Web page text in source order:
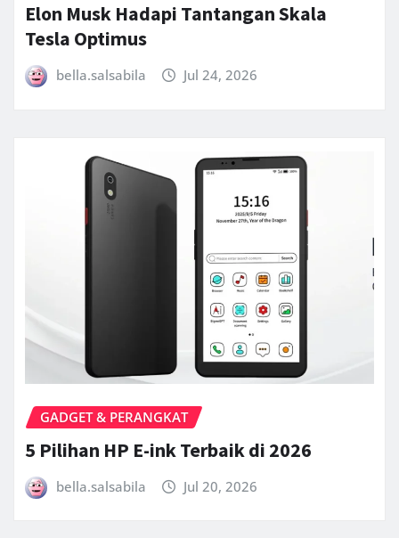
Elon Musk Hadapi Tantangan Skala
Tesla Optimus
bella.salsabila Jul 24, 2026
GADGET & PERANGKAT
5 Pilihan HP E-ink Terbaik di 2026
bella.salsabila Jul 20, 2026